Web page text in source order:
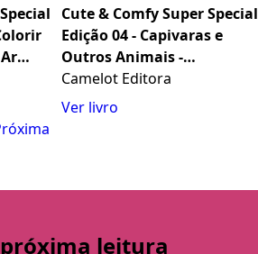
Cute & Comfy Super Special
Edição 04 - Capivaras e
Outros Animais -
Encadernação em Disco
Camelot Editora
Ver livro
leitura